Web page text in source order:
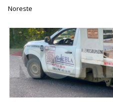
Noreste